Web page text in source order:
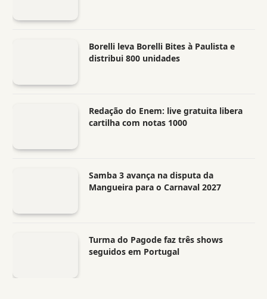
Borelli leva Borelli Bites à Paulista e
distribui 800 unidades
Redação do Enem: live gratuita libera
cartilha com notas 1000
Samba 3 avança na disputa da
Mangueira para o Carnaval 2027
Turma do Pagode faz três shows
seguidos em Portugal